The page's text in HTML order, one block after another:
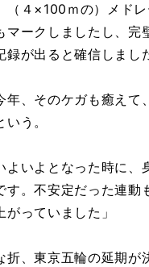
（４×100ｍの）メド
マークしましたし、完
が出ると確信しまし
、そのケガも癒えて
う。
よいよとなった時に、
。不安定だった連動
っていました」
、東京五輪の延期が